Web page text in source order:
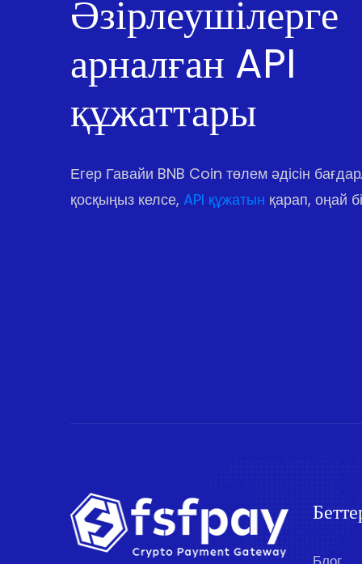
Әзірлеушілерге
арналған API
құжаттары
Егер Гавайи BNB Coin төлем әдісін
қосқыңыз келсе, API құжатын қарап, оңай